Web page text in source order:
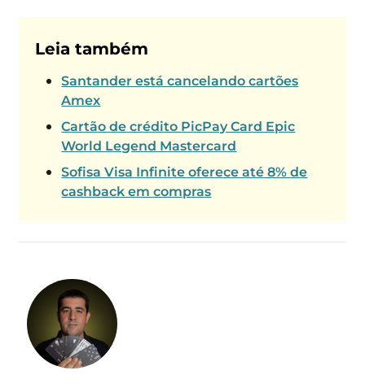
Leia também
Santander está cancelando cartões
Amex
Cartão de crédito PicPay Card Epic
World Legend Mastercard
Sofisa Visa Infinite oferece até 8% de
cashback em compras